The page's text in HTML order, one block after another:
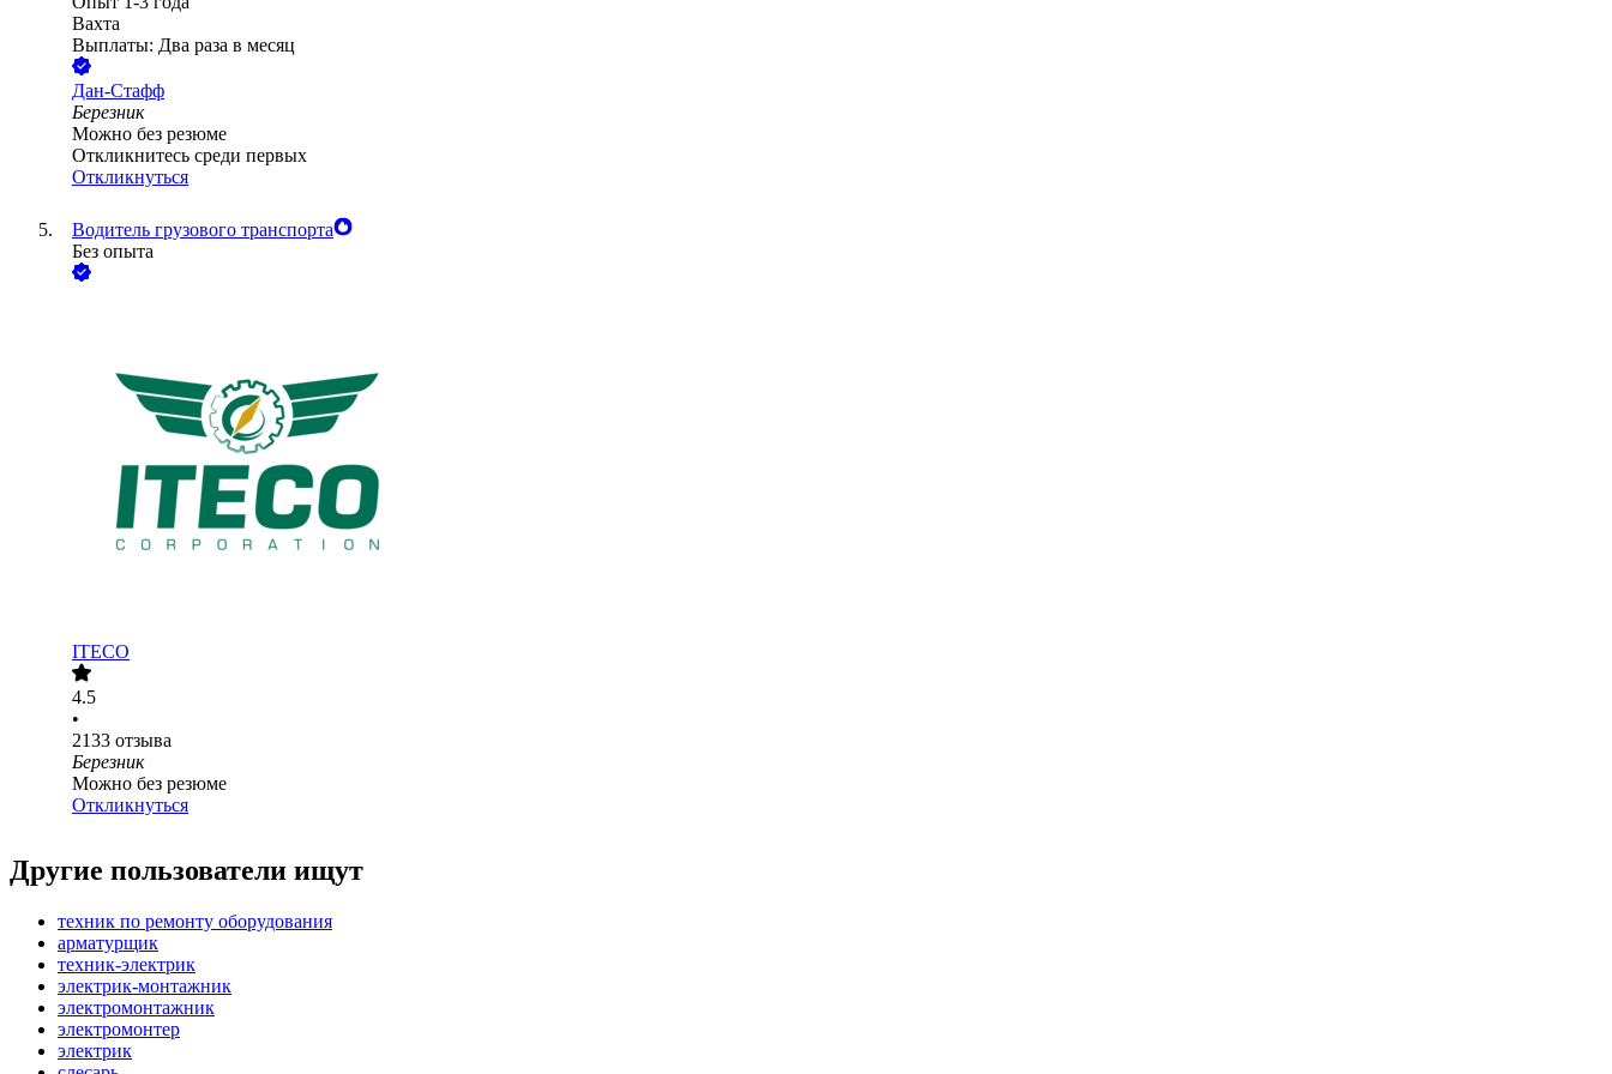
Вахта
Выплаты: Два раза в месяц
Дан-Стафф
Березник
Можно без резюме
Откликнитесь среди первых
Откликнуться
Водитель грузового транспорта
Без опыта
ITECO
4.5
•
2133 отзыва
Березник
Можно без резюме
Откликнуться
Другие пользователи ищут
техник по ремонту оборудования
арматурщик
техник-электрик
электрик-монтажник
электромонтажник
электромонтер
электрик